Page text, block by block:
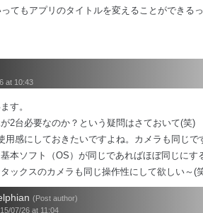
てもアプリのタイトルを変えることができる
at 10:43
す。
2台必要なのか？という疑問はさておいて(笑)
用感にしておきたいですよね。カメラも同じで
本ソフト（OS）が同じであればほぼ同じにす
ックスのカメラも同じ操作性にして欲しい～(
(Post author)
07/26 at 11:04